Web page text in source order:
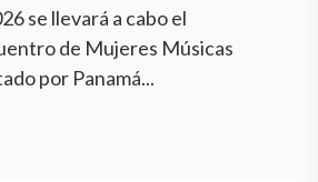
se llevará a cabo el
de Mujeres Músicas
por Panamá...